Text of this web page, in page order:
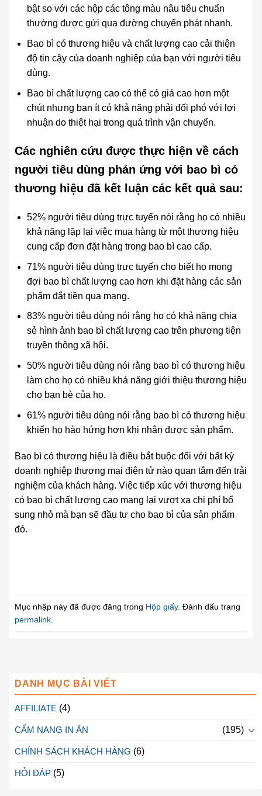
bật so với các hộp các tông màu nâu tiêu chuẩn
thường được gửi qua đường chuyển phát nhanh.
Bao bì có thương hiệu và chất lượng cao cải thiện
độ tin cậy của doanh nghiệp của bạn với người tiêu
dùng.
Bao bì chất lượng cao có thể có giá cao hơn một
chút nhưng bạn ít có khả năng phải đối phó với lợi
nhuận do thiệt hại trong quá trình vận chuyển.
Các nghiên cứu được thực hiện về cách
người tiêu dùng phản ứng với bao bì có
thương hiệu đã kết luận các kết quả sau:
52% người tiêu dùng trực tuyến nói rằng họ có nhiều
khả năng lặp lại việc mua hàng từ một thương hiệu
cung cấp đơn đặt hàng trong bao bì cao cấp.
71% người tiêu dùng trực tuyến cho biết họ mong
đợi bao bì chất lượng cao hơn khi đặt hàng các sản
phẩm đắt tiền qua mạng.
83% người tiêu dùng nói rằng họ có khả năng chia
sẻ hình ảnh bao bì chất lượng cao trên phương tiện
truyền thông xã hội.
50% người tiêu dùng nói rằng bao bì có thương hiệu
làm cho họ có nhiều khả năng giới thiệu thương hiệu
cho bạn bè của họ.
61% người tiêu dùng nói rằng bao bì có thương hiệu
khiến họ hào hứng hơn khi nhận được sản phẩm.
Bao bì có thương hiệu là điều bắt buộc đối với bất kỳ
doanh nghiệp thương mại điện tử nào quan tâm đến trải
nghiệm của khách hàng. Việc tiếp xúc với thương hiệu
có bao bì chất lượng cao mang lại vượt xa chi phí bổ
sung nhỏ mà bạn sẽ đầu tư cho bao bì của sản phẩm
đó.
Mục nhập này đã được đăng trong Hộp giấy. Đánh dấu trang
permalink
DANH MỤC BÀI VIẾT
AFFILIATE (4)
CẨM NANG IN ẤN (195)
CHÍNH SÁCH KHÁCH HÀNG (6)
HỎI ĐÁP (5)